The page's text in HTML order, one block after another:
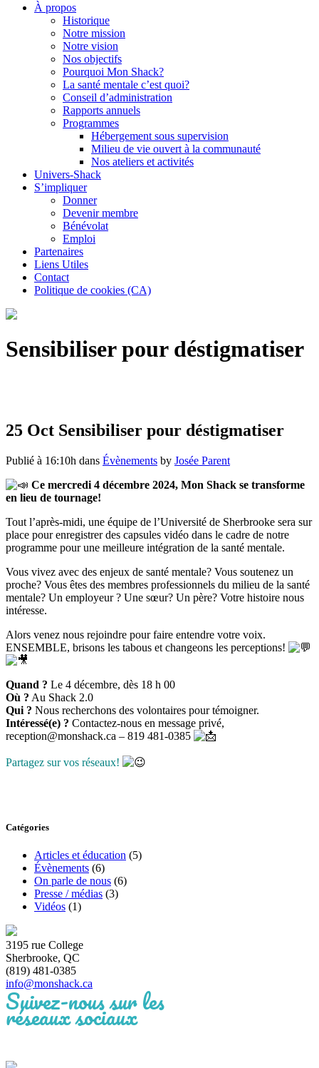
À propos
Historique
Notre mission
Notre vision
Nos objectifs
Pourquoi Mon Shack?
La santé mentale c’est quoi?
Conseil d’administration
Rapports annuels
Programmes
Hébergement sous supervision
Milieu de vie ouvert à la communauté
Nos ateliers et activités
Univers-Shack
S’impliquer
Donner
Devenir membre
Bénévolat
Emploi
Partenaires
Liens Utiles
Contact
Politique de cookies (CA)
Sensibiliser pour déstigmatiser
25 Oct Sensibiliser pour déstigmatiser
Publié à 16:10h dans Évènements by Josée Parent
Ce mercredi 4 décembre 2024, Mon Shack se transforme
en lieu de tournage!
Tout l’après-midi, une équipe de l’Université de Sherbrooke sera sur
place pour enregistrer des capsules vidéo dans le cadre de notre
programme pour une meilleure intégration de la santé mentale.
Vous vivez avec des enjeux de santé mentale? Vous soutenez un
proche? Vous êtes des membres professionnels du milieu de la santé
mentale? Un employeur ? Une sœur? Un père? Votre histoire nous
intéresse.
Alors venez nous rejoindre pour faire entendre votre voix.
ENSEMBLE, brisons les tabous et changeons les perceptions!
Quand ? Le 4 décembre, dès 18 h 00
Où ? Au Shack 2.0
Qui ? Nous recherchons des volontaires pour témoigner.
Intéressé(e) ? Contactez-nous en message privé,
reception@monshack.ca – 819 481-0385
Partagez sur vos réseaux!
Catégories
Articles et éducation (5)
Évènements (6)
On parle de nous (6)
Presse / médias (3)
Vidéos (1)
3195 rue College
Sherbrooke, QC
(819) 481-0385
info@monshack.ca
Suivez-nous sur les
réseaux sociaux